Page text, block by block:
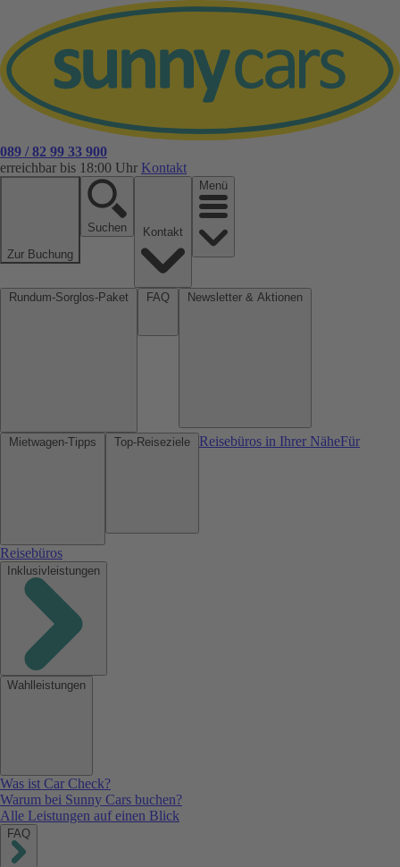
089 / 82 99 33 900
erreichbar bis 18:00 Uhr Kontakt
Zur Buchung
Suchen
Menü
Reisebüros in Ihrer NäheFür
Reisebüros
Inklusivleistungen
Wahlleistungen
Was ist Car Check?
Warum bei Sunny Cars buchen?
Alle Leistungen auf einen Blick
FAQ